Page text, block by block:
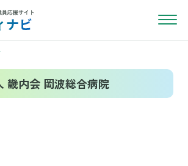
畿内会 岡波総合病院